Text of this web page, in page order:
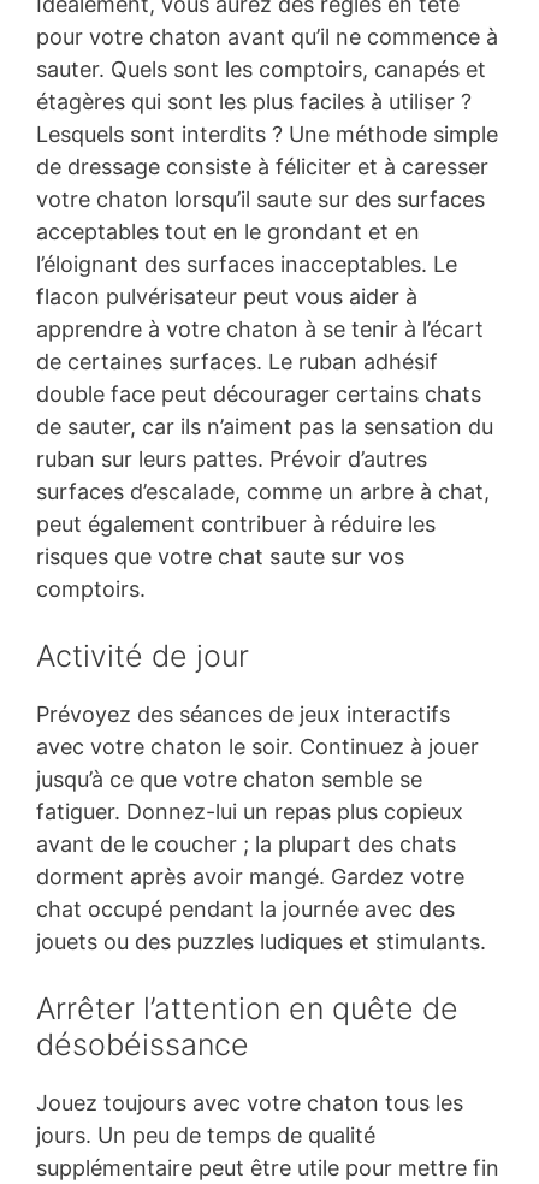
pour votre chaton avant qu’il ne commence à
sauter. Quels sont les comptoirs, canapés et
étagères qui sont les plus faciles à utiliser ?
Lesquels sont interdits ? Une méthode simple
de dressage consiste à féliciter et à caresser
votre chaton lorsqu’il saute sur des surfaces
acceptables tout en le grondant et en
l’éloignant des surfaces inacceptables. Le
flacon pulvérisateur peut vous aider à
apprendre à votre chaton à se tenir à l’écart
de certaines surfaces. Le ruban adhésif
double face peut décourager certains chats
de sauter, car ils n’aiment pas la sensation du
ruban sur leurs pattes. Prévoir d’autres
surfaces d’escalade, comme un arbre à chat,
peut également contribuer à réduire les
risques que votre chat saute sur vos
comptoirs.
Activité de jour
Prévoyez des séances de jeux interactifs
avec votre chaton le soir. Continuez à jouer
jusqu’à ce que votre chaton semble se
fatiguer. Donnez-lui un repas plus copieux
avant de le coucher ; la plupart des chats
dorment après avoir mangé. Gardez votre
chat occupé pendant la journée avec des
jouets ou des puzzles ludiques et stimulants.
Arrêter l’attention en quête de
désobéissance
Jouez toujours avec votre chaton tous les
jours. Un peu de temps de qualité
supplémentaire peut être utile pour mettre fin